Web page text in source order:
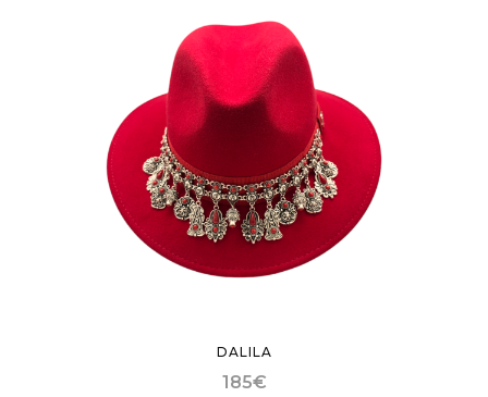
DALILA
185€